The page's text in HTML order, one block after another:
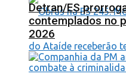
Detran/ES
contemplados no
2026